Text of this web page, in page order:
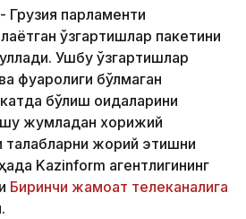
Грузия парламенти
ўзгартишлар пакетини
Ушбу ўзгартишлар
фуқаролиги бўлмаган
бўлиш қоидаларини
шу жумладан хорижий
талабларни жорий этишни
Kazinform агентлигининг
Биринчи жамоат телеканалига